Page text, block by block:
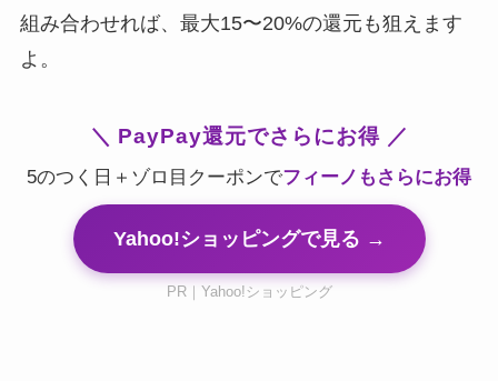
組み合わせれば、最大15〜20%の還元も狙えます
よ。
＼ PayPay還元でさらにお得 ／
5のつく日＋ゾロ目クーポンでフィーノもさらにお得
Yahoo!ショッピングで見る →
PR｜Yahoo!ショッピング